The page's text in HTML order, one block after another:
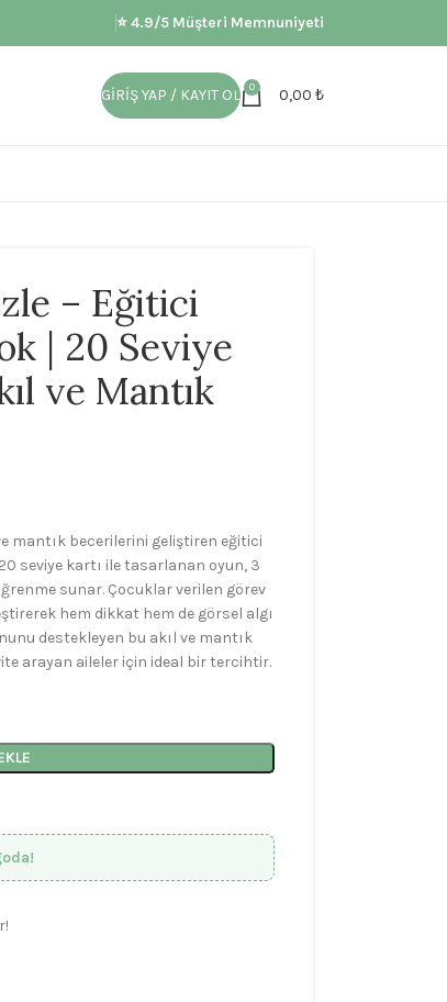
⭐ 4.9/5 Müşteri Memnuniyeti
GIRIŞ YAP / KAYIT OL 0 0,00 ₺
– Eğitici
| 20 Seviye
ve Mantık
mantık becerilerini geliştiren eğitici
seviye kartı ile tasarlanan oyun, 3
sunar. Çocuklar verilen görev
hem dikkat hem de görsel algı
destekleyen bu akıl ve mantık
arayan aileler için ideal bir tercihtir.